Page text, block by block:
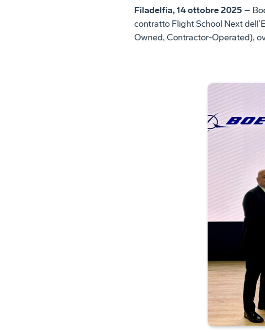
Filadelfia, 14 ottobre 2025 –
contratto Flight School Next
Owned, Contractor-Operated),